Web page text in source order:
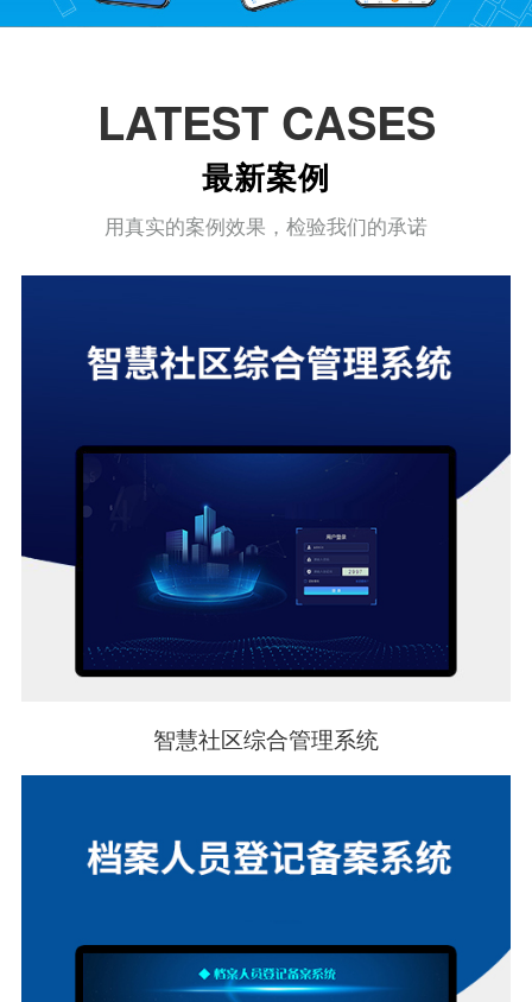
LATEST CASES
最新案例
用真实的案例效果，检验我们的承诺
智慧社区综合管理系统